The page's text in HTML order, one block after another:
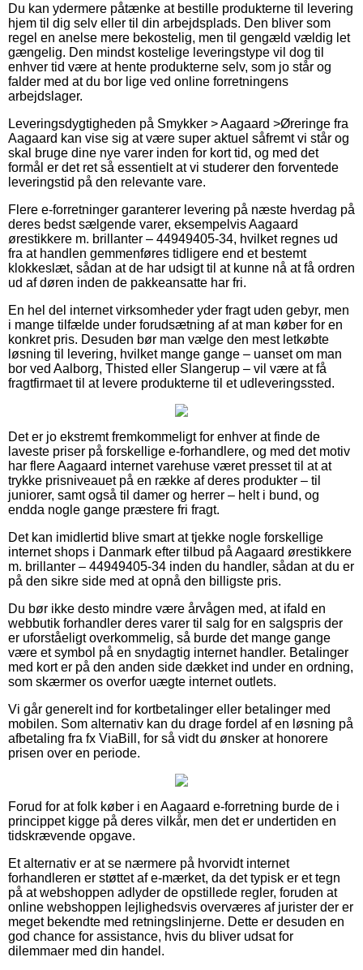
Du kan ydermere påtænke at bestille produkterne til levering
hjem til dig selv eller til din arbejdsplads. Den bliver som
regel en anelse mere bekostelig, men til gengæld vældig let
gængelig. Den mindst kostelige leveringstype vil dog til
enhver tid være at hente produkterne selv, som jo står og
falder med at du bor lige ved online forretningens
arbejdslager.
Leveringsdygtigheden på Smykker > Aagaard >Øreringe fra
Aagaard kan vise sig at være super aktuel såfremt vi står og
skal bruge dine nye varer inden for kort tid, og med det
formål er det ret så essentielt at vi studerer den forventede
leveringstid på den relevante vare.
Flere e-forretninger garanterer levering på næste hverdag på
deres bedst sælgende varer, eksempelvis Aagaard
ørestikkere m. brillanter – 44949405-34, hvilket regnes ud
fra at handlen gemmenføres tidligere end et bestemt
klokkeslæt, sådan at de har udsigt til at kunne nå at få ordren
ud af døren inden de pakkeansatte har fri.
En hel del internet virksomheder yder fragt uden gebyr, men
i mange tilfælde under forudsætning af at man køber for en
konkret pris. Desuden bør man vælge den mest letkøbte
løsning til levering, hvilket mange gange – uanset om man
bor ved Aalborg, Thisted eller Slangerup – vil være at få
fragtfirmaet til at levere produkterne til et udleveringssted.
Det er jo ekstremt fremkommeligt for enhver at finde de
laveste priser på forskellige e-forhandlere, og med det motiv
har flere Aagaard internet varehuse været presset til at at
trykke prisniveauet på en række af deres produkter – til
juniorer, samt også til damer og herrer – helt i bund, og
endda nogle gange præstere fri fragt.
Det kan imidlertid blive smart at tjekke nogle forskellige
internet shops i Danmark efter tilbud på Aagaard ørestikkere
m. brillanter – 44949405-34 inden du handler, sådan at du er
på den sikre side med at opnå den billigste pris.
Du bør ikke desto mindre være årvågen med, at ifald en
webbutik forhandler deres varer til salg for en salgspris der
er uforståeligt overkommelig, så burde det mange gange
være et symbol på en snydagtig internet handler. Betalinger
med kort er på den anden side dækket ind under en ordning,
som skærmer os overfor uægte internet outlets.
Vi går generelt ind for kortbetalinger eller betalinger med
mobilen. Som alternativ kan du drage fordel af en løsning på
afbetaling fra fx ViaBill, for så vidt du ønsker at honorere
prisen over en periode.
Forud for at folk køber i en Aagaard e-forretning burde de i
princippet kigge på deres vilkår, men det er undertiden en
tidskrævende opgave.
Et alternativ er at se nærmere på hvorvidt internet
forhandleren er støttet af e-mærket, da det typisk er et tegn
på at webshoppen adlyder de opstillede regler, foruden at
online webshoppen lejlighedsvis overværes af jurister der er
meget bekendte med retningslinjerne. Dette er desuden en
god chance for assistance, hvis du bliver udsat for
dilemmaer med din handel.